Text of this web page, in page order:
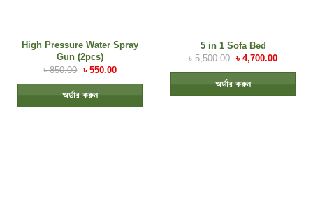
High Pressure Water Spray
Gun (2pcs)
৳850.00 ৳ 550.00
অর্ডার করুন
5 in 1 Sofa Bed
৳5,500.00 ৳ 4,700.00
অর্ডার করুন